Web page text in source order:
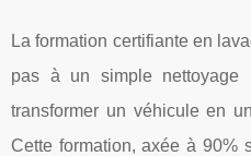
La formation certifiante en
pas à un simple
transformer un véhicule en
Cette formation, axée à 90%